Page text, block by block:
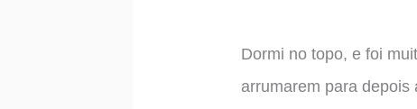
Dormi no topo, e foi
arrumarem para